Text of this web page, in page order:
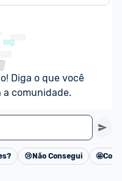
Diga o que você
comunidade.
Cancelar
😢 Não Consegui 🤩